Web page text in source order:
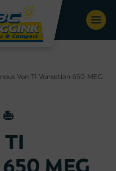
Van TI Vansation 650 MEG
TI